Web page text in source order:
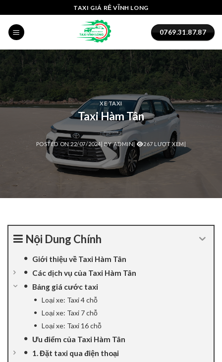
Hacklink panel
Backlink paketleri
Hacklink
Hacklink
Hacklink
Hacklink panel
Hacklink panel
Hacklink panel
Hacklink panel
Hacklink panel
Hacklink panel
to
content
TAXI GIÁ RẺ VĨNH LONG
0769.31.87.87
XE TAXI
Taxi Hàm Tân
POSTED ON22/07/2024| BYADMIN| 267 LƯỢT XEM|
Nội Dung Chính
Giới thiệu về Taxi Hàm Tân
Các dịch vụ của Taxi Hàm Tân
Bảng giá cước taxi
Loại xe: Taxi 4 chỗ
Loại xe: Taxi 7 chỗ
Loại xe: Taxi 16 chỗ
Ưu điểm của Taxi Hàm Tân
1. Đặt taxi qua điện thoại